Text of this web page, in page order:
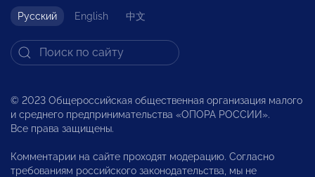
Русский English 中文
© 2023 Общероссийская общественная организация малого
и среднего предпринимательства «ОПОРА РОССИИ».
Все права защищены.
Комментарии на сайте проходят модерацию. Согласно
требованиям российского законодательства, мы не